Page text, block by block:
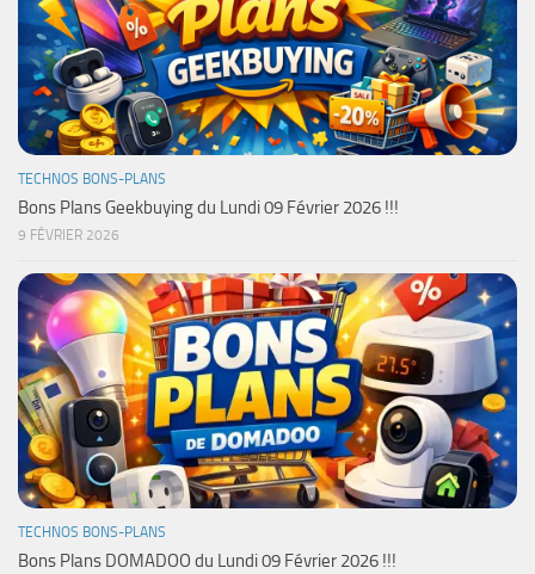
TECHNOS BONS-PLANS
Bons Plans Geekbuying du Lundi 09 Février 2026 !!!
9 FÉVRIER 2026
TECHNOS BONS-PLANS
Bons Plans DOMADOO du Lundi 09 Février 2026 !!!